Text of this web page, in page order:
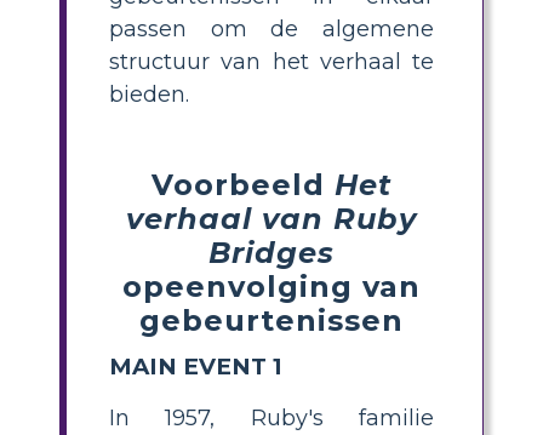
passen om de algemene
structuur van het verhaal te
bieden.
Voorbeeld Het
verhaal van Ruby
Bridges
opeenvolging van
gebeurtenissen
MAIN EVENT 1
In 1957, Ruby's familie